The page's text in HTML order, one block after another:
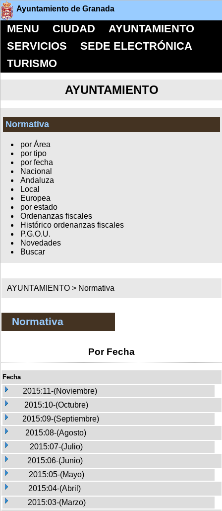
Ayuntamiento de Granada
MENU CIUDAD
AYUNTAMIENTO
SERVICIOS
SEDE ELECTRÓNICA
TURISMO
AYUNTAMIENTO
Normativa
por Área
por tipo
por fecha
Nacional
Andaluza
Local
Europea
por estado
Ordenanzas fiscales
Histórico ordenanzas fiscales
P.G.O.U.
Novedades
Buscar
AYUNTAMIENTO > Normativa
Normativa
Por Fecha
Fecha
2015:11-(Noviembre)
2015:10-(Octubre)
2015:09-(Septiembre)
2015:08-(Agosto)
2015:07-(Julio)
2015:06-(Junio)
2015:05-(Mayo)
2015:04-(Abril)
2015:03-(Marzo)